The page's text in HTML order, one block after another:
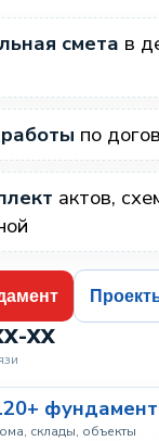
смета в
по
актов,
XX
склады, объекты